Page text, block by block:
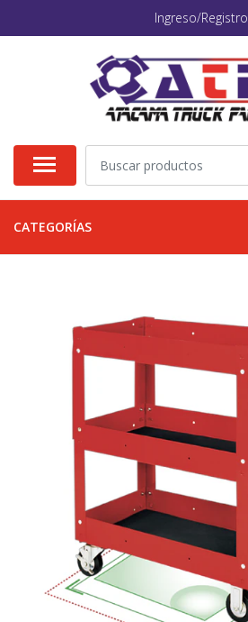
Ingreso/Registro
CATEGORÍAS